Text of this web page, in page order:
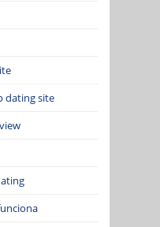
dating site